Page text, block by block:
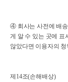
④ 회사는 사전에 배
게 알 수 있는 곳에 표
않았다면 이용자의
제14조(손해배상)